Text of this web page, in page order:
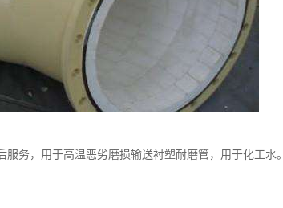
务，用于高温恶劣磨损输送衬塑耐磨管，用于化工水。